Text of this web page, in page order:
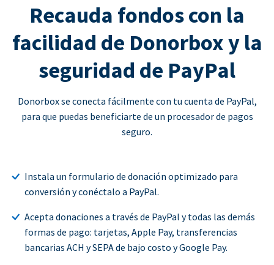
Recauda fondos con la
facilidad de Donorbox y la
seguridad de PayPal
Donorbox se conecta fácilmente con tu cuenta de PayPal,
para que puedas beneficiarte de un procesador de pagos
seguro.
Instala un formulario de donación optimizado para
conversión y conéctalo a PayPal.
Acepta donaciones a través de PayPal y todas las demás
formas de pago: tarjetas, Apple Pay, transferencias
bancarias ACH y SEPA de bajo costo y Google Pay.